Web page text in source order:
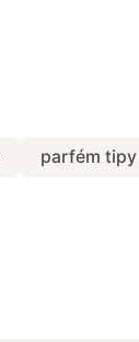
parfém tipy